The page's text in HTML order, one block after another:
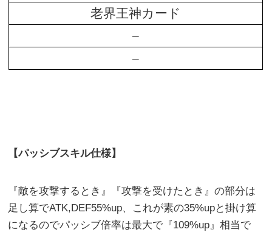
老界王神カード
–
–
【パッシブスキル仕様】
『敵を攻撃するとき』『攻撃を受けたとき』の部分は
足し算でATK,DEF55%up、これが素の35%upと掛け算
になるのでパッシブ倍率は最大で『109%up』相当で